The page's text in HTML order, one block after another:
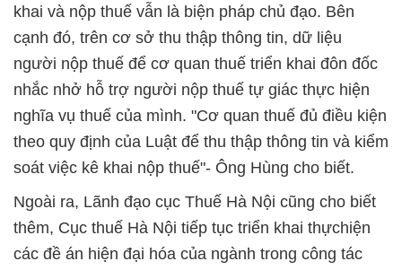
khai và nộp thuế vẫn là biện pháp chủ đạo. Bên
cạnh đó, trên cơ sở thu thập thông tin, dữ liệu
người nộp thuế để cơ quan thuế triển khai đôn đốc
nhắc nhở hỗ trợ người nộp thuế tự giác thực hiện
nghĩa vụ thuế của mình. "Cơ quan thuế đủ điều kiện
theo quy định của Luật để thu thập thông tin và kiểm
soát việc kê khai nộp thuế"- Ông Hùng cho biết.
Ngoài ra, Lãnh đạo cục Thuế Hà Nội cũng cho biết
thêm, Cục thuế Hà Nội tiếp tục triển khai thựchiện
các đề án hiện đại hóa của ngành trong công tác